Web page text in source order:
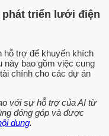
phát triển lưới điện
hỗ trợ để khuyến khích
này bao gồm việc cung
chính cho các dự án
với sự hỗ trợ của AI từ
đóng góp và được
dung.